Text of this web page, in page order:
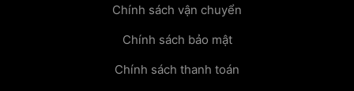
Chính sách vận chuyển
Chính sách bảo mật
Chính sách thanh toán